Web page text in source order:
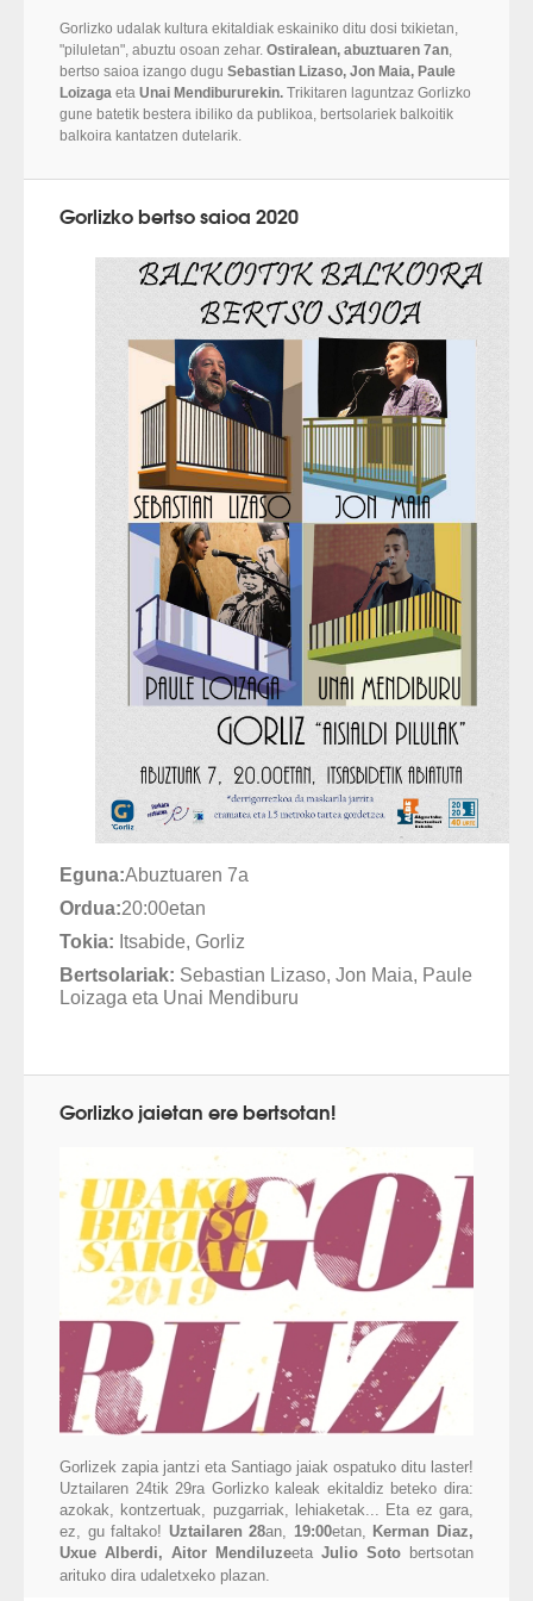
Gorlizko udalak kultura ekitaldiak eskainiko ditu dosi txikietan,
"piluletan", abuztu osoan zehar. Ostiralean, abuztuaren 7an,
bertso saioa izango dugu Sebastian Lizaso, Jon Maia, Paule
Loizaga eta Unai Mendibururekin. Trikitaren laguntzaz Gorlizko
gune batetik bestera ibiliko da publikoa, bertsolariek balkoitik
balkoira kantatzen dutelarik.
Gorlizko bertso saioa 2020
Eguna:Abuztuaren 7a
Ordua:20:00etan
Tokia: Itsabide, Gorliz
Bertsolariak: Sebastian Lizaso, Jon Maia, Paule
Loizaga eta Unai Mendiburu
Gorlizko jaietan ere bertsotan!
Gorlizek zapia jantzi eta Santiago jaiak ospatuko ditu laster!
Uztailaren 24tik 29ra Gorlizko kaleak ekitaldiz beteko dira:
azokak, kontzertuak, puzgarriak, lehiaketak... Eta ez gara,
ez, gu faltako! Uztailaren 28an, 19:00etan, Kerman Diaz,
Uxue Alberdi, Aitor Mendiluzeeta Julio Soto bertsotan
arituko dira udaletxeko plazan.